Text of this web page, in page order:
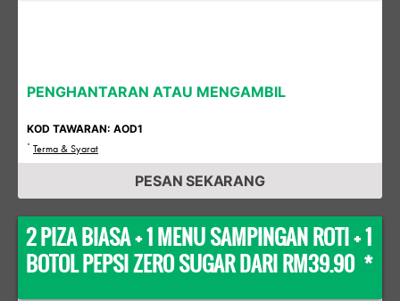
PENGHANTARAN ATAU MENGAMBIL
KOD TAWARAN: AOD1
* Terma & Syarat
PESAN SEKARANG
2 PIZA BIASA + 1 MENU SAMPINGAN ROTI + 1
BOTOL PEPSI ZERO SUGAR DARI RM39.90 *